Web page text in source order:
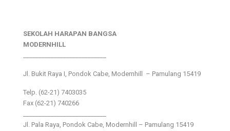
SEKOLAH HARAPAN BANGSA
MODERNHILL
Jl. Bukit Raya I, Pondok Cabe, Modernhill – Pamulang 15419
Telp. (62-21) 7403035
Fax (62-21) 740266
Jl. Pala Raya, Pondok Cabe, Modernhill – Pamulang 15419